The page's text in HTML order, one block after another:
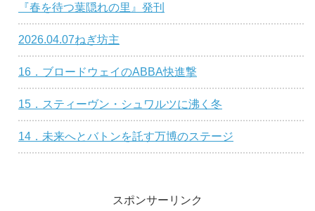
『春を待つ葉隠れの里』発刊
2026.04.07ねぎ坊主
16．ブロードウェイのABBA快進撃
15．スティーヴン・シュワルツに沸く冬
14．未来へとバトンを託す万博のステージ
スポンサーリンク